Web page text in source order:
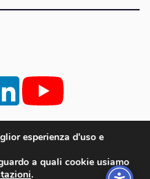
UE
esperienza d'uso e
a quali cookie usiamo
.